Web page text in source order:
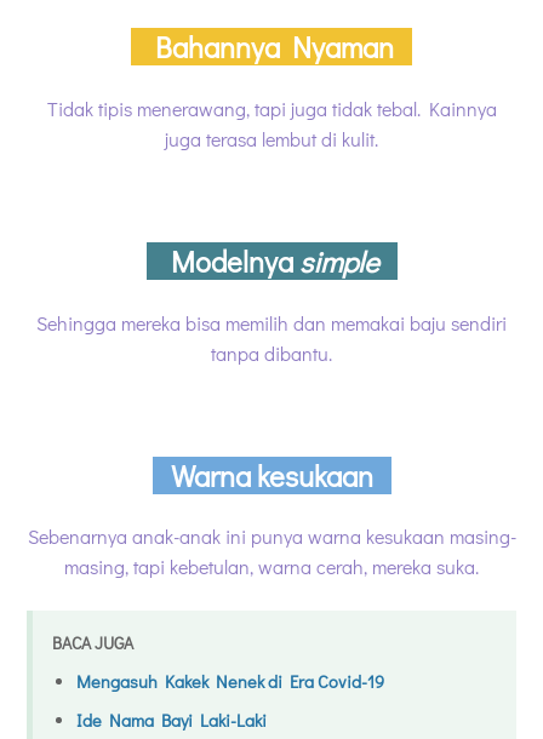
Bahannya Nyaman
Tidak tipis menerawang, tapi juga tidak tebal. Kainnya
juga terasa lembut di kulit.
Modelnyasimple
Sehingga mereka bisa memilih dan memakai baju sendiri
tanpa dibantu.
Warna kesukaan
Sebenarnya anak-anak ini punya warna kesukaan masing-
masing, tapi kebetulan, warna cerah, mereka suka.
BACA JUGA
Mengasuh Kakek Nenek di Era Covid-19
Ide Nama Bayi Laki-Laki